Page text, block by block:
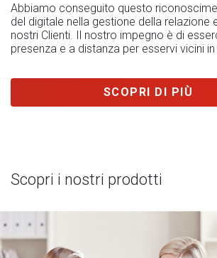
Abbiamo conseguito questo
del digitale nella gestione della relazione
nostri Clienti. Il nostro impegno è di
presenza e a distanza per esservi vicini
SCOPRI DI PIÙ
Scopri i nostri prodotti